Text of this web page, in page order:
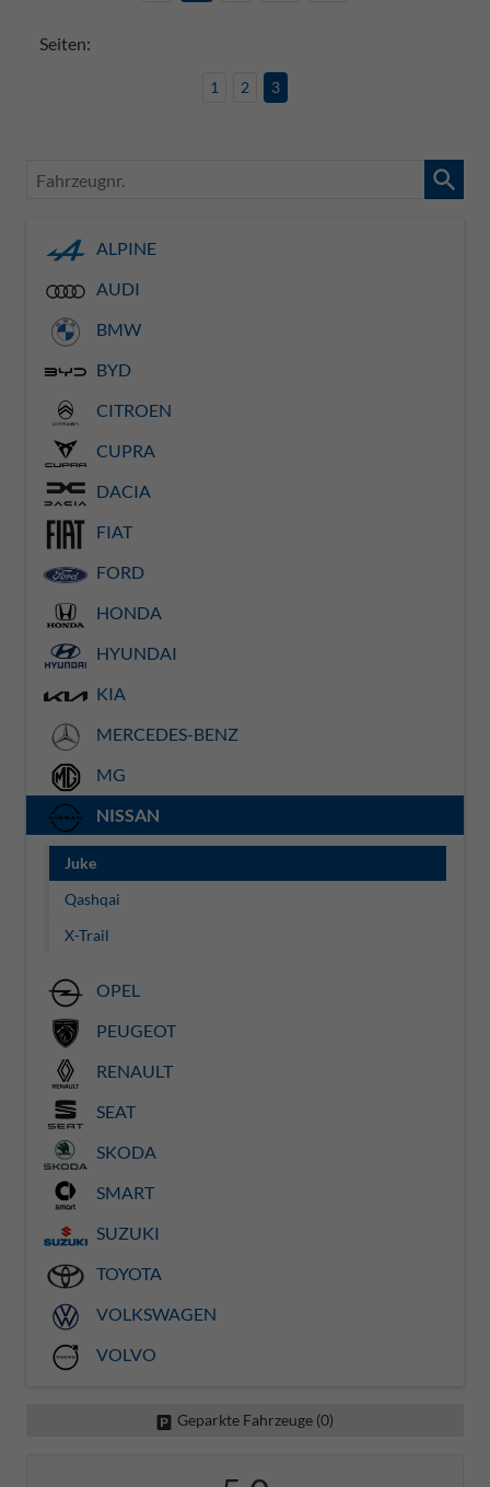
Seiten:
1 2 3
Fahrzeugnr.
ALPINE
AUDI
BMW
BYD
CITROEN
CUPRA
DACIA
FIAT
FORD
HONDA
HYUNDAI
KIA
MERCEDES-BENZ
MG
NISSAN
Juke
Qashqai
X-Trail
OPEL
PEUGEOT
RENAULT
SEAT
SKODA
SMART
SUZUKI
TOYOTA
VOLKSWAGEN
VOLVO
Geparkte Fahrzeuge (0)